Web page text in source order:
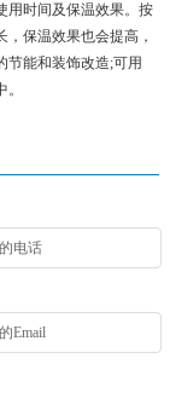
时间及保温效果。按
保温效果也会提高，
节能和装饰改造;可用